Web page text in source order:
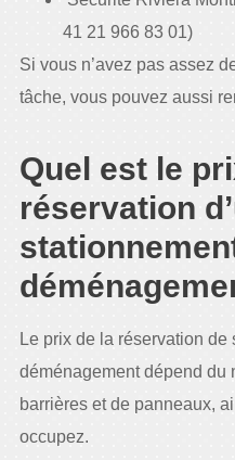
41 21 966 83 01)
Si vous n’avez pas assez
tâche, vous pouvez aussi
Quel est le
réservation
Le prix de la réservation de
déménagement dépend du
barrières et de panneaux,
occupez.